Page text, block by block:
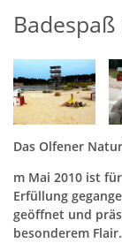
Das Olfener
m Mai 2010 ist
Erfüllung
geöffnet und
besonderem Flair.